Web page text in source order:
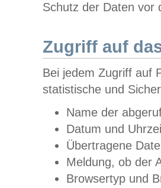
Schutz der Daten vor
Zugriff auf
Bei jedem Zugriff auf
statistische und
Name der
Datum und
Übertragene
Meldung, ob der
Browsertyp und